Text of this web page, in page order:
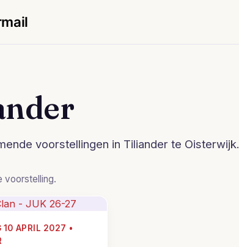
voorstellingen in Tiliander te Oisterwijk.
voorstelling.
10 APRIL 2027 •